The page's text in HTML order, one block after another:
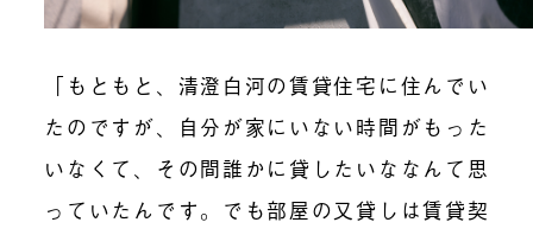
「もともと、清澄白河の賃貸住宅に住んでい
たのですが、自分が家にいない時間がもった
いなくて、その間誰かに貸したいななんて思
っていたんです。でも部屋の又貸しは賃貸契